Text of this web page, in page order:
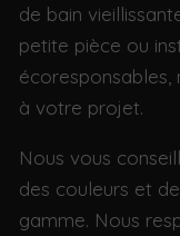
de bain
petite pièce ou
écoresponsables,
à votre projet.
Nous vous
des couleurs et
gamme. Nous